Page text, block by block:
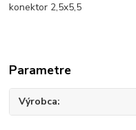
konektor 2,5x5,5
Parametre
Výrobca